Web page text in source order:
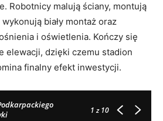
Robotnicy malują ściany, montują
biały montaż oraz
i oświetlenia. Kończy się
elewacji, dzięki czemu stadion
finalny efekt inwestycji.
1z 10